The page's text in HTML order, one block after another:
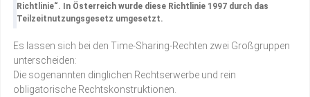
Richtlinie“. In Österreich wurde diese Richtlinie 1997 durch das
Teilzeitnutzungsgesetz umgesetzt.
Es lassen sich bei den Time-Sharing-Rechten zwei Großgruppen
unterscheiden:
Die sogenannten dinglichen Rechtserwerbe und rein
obligatorische Rechtskonstruktionen.